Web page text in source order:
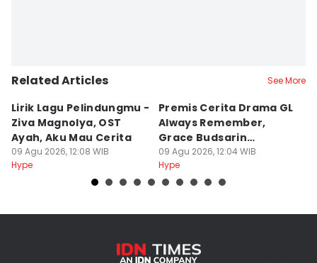
Related Articles See More
Lirik Lagu Pelindungmu -
Ziva Magnolya, OST
Ayah, Aku Mau Cerita
09 Agu 2026, 12:08 WIB
Hype
Premis Cerita Drama GL
Always Remember,
Grace Budsarin
Comeback
09 Agu 2026, 12:04 WIB
Hype